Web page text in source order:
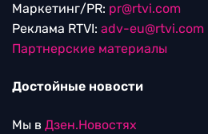
Маркетинг/PR: pr@rtvi.com
Реклама RTVI: adv-eu@rtvi.com
Партнерские материалы
Достойные новости
Мы в Дзен.Новостях